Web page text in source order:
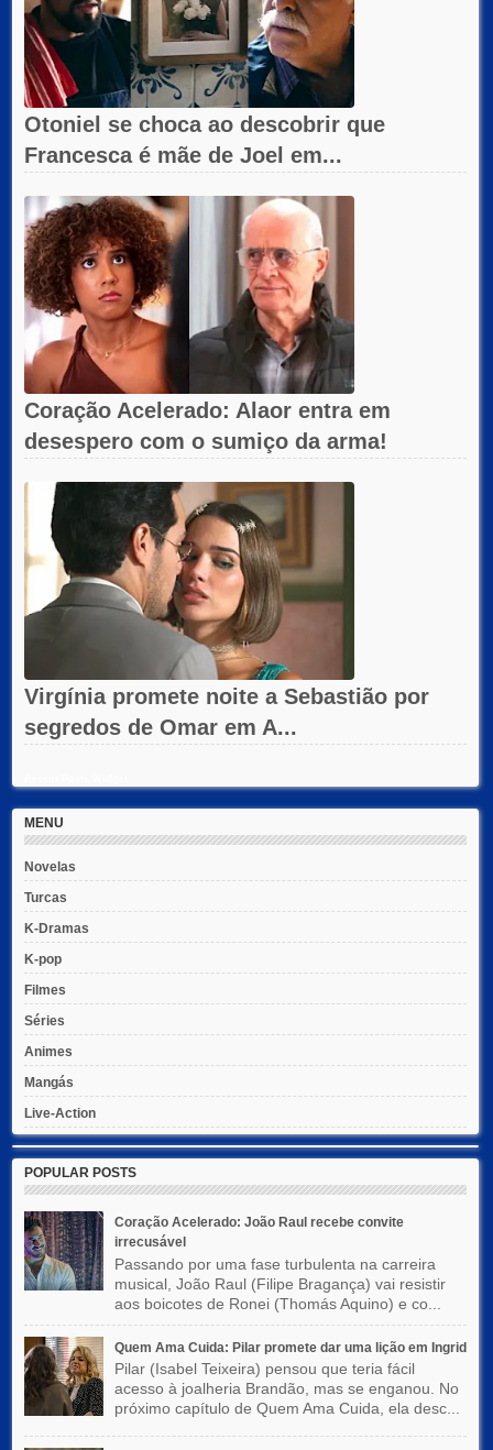
Otoniel se choca ao descobrir que
Francesca é mãe de Joel em...
Coração Acelerado: Alaor entra em
desespero com o sumiço da arma!
Virgínia promete noite a Sebastião por
segredos de Omar em A...
MENU
Novelas
Turcas
K-Dramas
K-pop
Filmes
Séries
Animes
Mangás
Live-Action
POPULAR POSTS
Coração Acelerado: João Raul recebe convite
irrecusável
Passando por uma fase turbulenta na carreira
musical, João Raul (Filipe Bragança) vai resistir
aos boicotes de Ronei (Thomás Aquino) e co...
Quem Ama Cuida: Pilar promete dar uma lição em Ingrid
Pilar (Isabel Teixeira) pensou que teria fácil
acesso à joalheria Brandão, mas se enganou. No
próximo capítulo de Quem Ama Cuida, ela desc...